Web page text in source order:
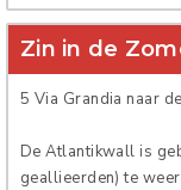
Zin in de
5 Via Grandia naar
De Atlantikwall is
geallieerden) te